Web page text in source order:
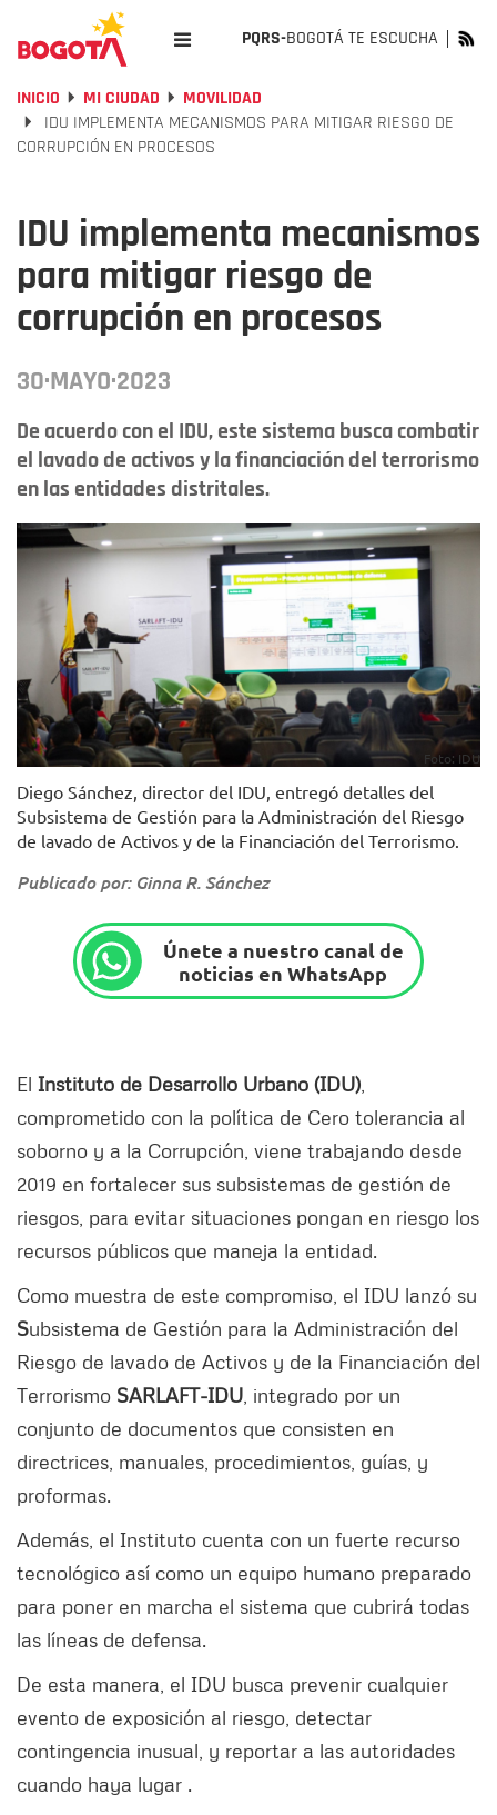
PQRS-BOGOTÁ TE ESCUCHA
INICIO MI CIUDAD
MOVILIDAD
IDU IMPLEMENTA MECANISMOS PARA MITIGAR RIESGO DE
CORRUPCIÓN EN PROCESOS
IDU implementa mecanismos
para mitigar riesgo de
corrupción en procesos
30·MAYO·2023
De acuerdo con el IDU, este sistema busca combatir
el lavado de activos y la financiación del terrorismo
en las entidades distritales.
Foto: IDU
Diego Sánchez, director del IDU, entregó detalles del
Subsistema de Gestión para la Administración del Riesgo
de lavado de Activos y de la Financiación del Terrorismo.
Publicado por: Ginna R. Sánchez
Únete a nuestro canal de
noticias en WhatsApp
El Instituto de Desarrollo Urbano (IDU)
comprometido con la política de Cero tolerancia al
soborno y a la Corrupción, viene trabajando desde
2019 en fortalecer sus subsistemas de gestión de
riesgos, para evitar situaciones pongan en riesgo los
recursos públicos que maneja la entidad.
Como muestra de este compromiso, el IDU lanzó su
Subsistema de Gestión para la Administración del
Riesgo de lavado de Activos y de la Financiación del
Terrorismo SARLAFT-IDU , integrado por un
conjunto de documentos que consisten en
directrices, manuales, procedimientos, guías, y
proformas.
Además, el Instituto cuenta con un fuerte recurso
tecnológico así como un equipo humano preparado
para poner en marcha el sistema que cubrirá todas
las líneas de defensa.
De esta manera, el IDU busca prevenir cualquier
evento de exposición al riesgo, detectar
contingencia inusual, y reportar a las autoridades
cuando haya lugar .